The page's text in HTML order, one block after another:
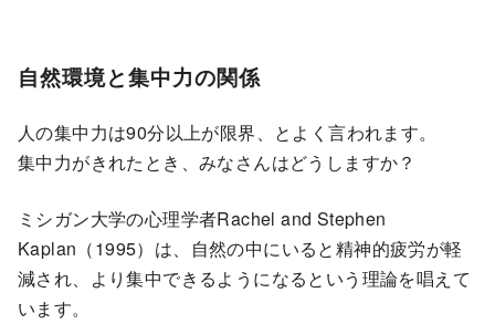
自然環境と集中力の関係
人の集中力は90分以上が限界、とよく言われます。
集中力がきれたとき、みなさんはどうしますか？
ミシガン大学の心理学者Rachel and Stephen
Kaplan（1995）は、自然の中にいると精神的疲労が軽
減され、より集中できるようになるという理論を唱えて
います。